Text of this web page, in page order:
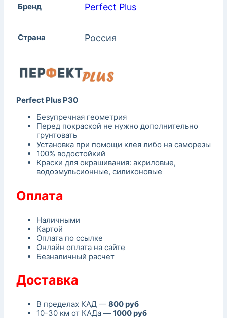
Бренд Perfect Plus
Страна Россия
Perfect Plus P30
Безупречная геометрия
Перед покраской не нужно дополнительно
грунтовать
Установка при помощи клея либо на саморезы
100% водостойкий
Краски для окрашивания: акриловые,
водоэмульсионные, силиконовые
Оплата
Наличными
Картой
Оплата по ссылке
Онлайн оплата на сайте
Безналичный расчет
Доставка
В пределах КАД — 800 руб
10-30 км от КАДа — 1000 руб